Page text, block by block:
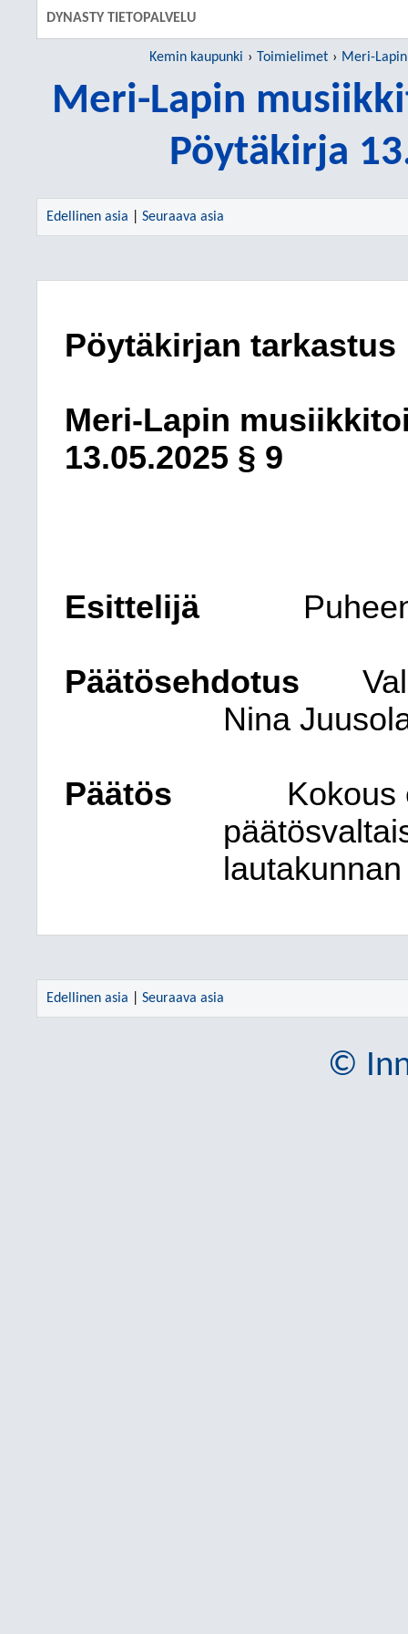
DYNASTY TIETOPALVELU
Kemin kaupunki Toimielimet Meri-
Meri-Lapin
Pöytäkirja
Edellinen asia Seuraava asia
Pöytäkirjan tarkastus
Meri-Lapin
13.05.2025 § 9
Esittelijä
Päätösehdotus
Nina
Päätös
Kokous
Edellinen asia Seuraava asia
©